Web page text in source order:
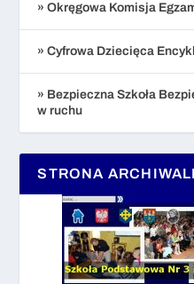
» Okręgowa Komisja
» Cyfrowa Dziecięca
» Bezpieczna Szkoła
w ruchu
STRONA